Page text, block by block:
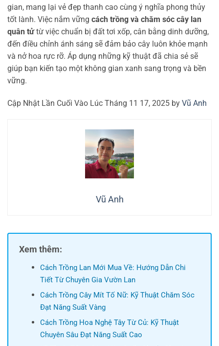
gian, mang lại vẻ đẹp thanh cao cùng ý nghĩa phong thủy
tốt lành. Việc nắm vững cách trồng và chăm sóc cây lan
quân tửtừ việc chuẩn bị đất tơi xốp, cân bằng dinh dưỡng,
đến điều chỉnh ánh sáng sẽ đảm bảo cây luôn khỏe mạnh
và nở hoa rực rỡ. Áp dụng những kỹ thuật đã chia sẻ sẽ
giúp bạn kiến tạo một không gian xanh sang trọng và bền
vững.
Cập Nhật Lần Cuối Vào Lúc Tháng 11 17, 2025 by Vũ Anh
Vũ Anh
Xem thêm:
Cách Trồng Lan Mới Mua Về: Hướng Dẫn Chi
Tiết Từ Chuyên Gia Vườn Lan
Cách Trồng Cây Mít Tố Nữ: Kỹ Thuật Chăm Sóc
Đạt Năng Suất Vàng
Cách Trồng Hoa Nghệ Tây Từ Củ: Kỹ Thuật
Chuyên Sâu Đạt Năng Suất Cao